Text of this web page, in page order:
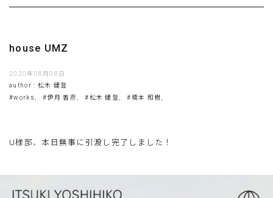
house UMZ
2020年08月08日
author : 松木 健登
#works,
#伊月 善彦, #松木 健登, #橋本 和樹,
U様邸、本日無事に引渡し完了しました！